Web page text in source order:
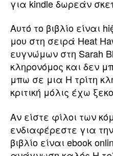
για kindle δωρεάν
Αυτό το βιβλίο είναι
μου στη σειρά Heat
ευγνώμων στη Sarah
κληρονόμος και δεν
μπω σε μια Η τρίτη
κριτική μόλις έχω
Αν είστε φίλοι των
ενδιαφέρεστε για
βιβλίο είναι ebook